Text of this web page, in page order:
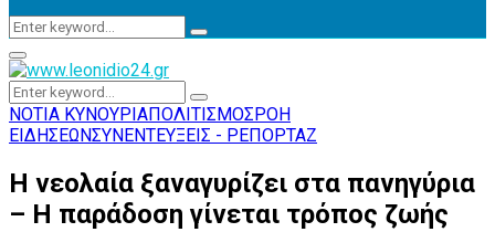
Search
Search
Primary
Menu
Search
for:
Search
ΝΟΤΙΑ ΚΥΝΟΥΡΙΑΠΟΛΙΤΙΣΜΟΣ ΡΟΗ
ΕΙΔΗΣΕΩΝΣΥΝΕΝΤΕΥΞΕΙΣ - ΡΕΠΟΡΤΑΖ
Η νεολαία ξαναγυρίζει στα πανηγύρια
– Η παράδοση γίνεται τρόπος ζωής